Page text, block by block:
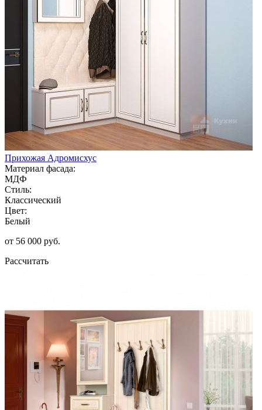
Прихожая Адромисхус
Материал фасада:
МДФ
Стиль:
Классический
Цвет:
Белый
от 56 000 руб.
Рассчитать